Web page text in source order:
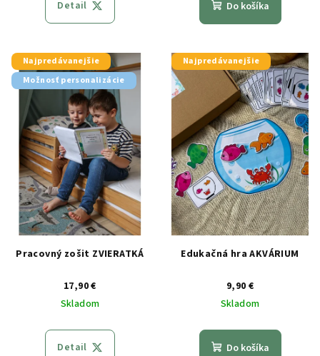
Detail Do košíka
Najpredávanejšie
Možnosť personalizácie
Pracovný zošit ZVIERATKÁ
17,90 €
Skladom
Detail
Najpredávanejšie
Edukačná hra AKVÁRIUM
9,90 €
Skladom
Do košíka